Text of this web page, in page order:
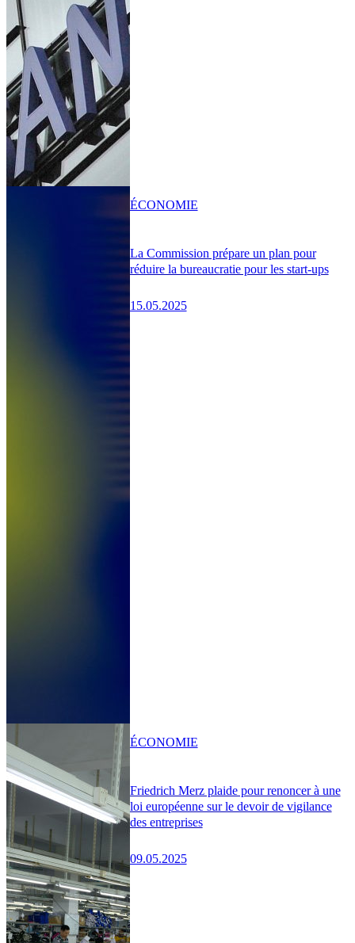
La Commission prépare un plan pour
réduire la bureaucratie pour les start-ups
15.05.2025
ÉCONOMIE
Friedrich Merz plaide pour renoncer à une
loi européenne sur le devoir de vigilance
des entreprises
09.05.2025
ÉCONOMIE